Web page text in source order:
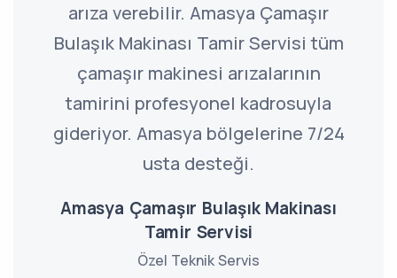
arıza verebilir. Amasya Çamaşır
Bulaşık Makinası Tamir Servisi tüm
çamaşır makinesi arızalarının
tamirini profesyonel kadrosuyla
gideriyor. Amasya bölgelerine 7/24
usta desteği.
Amasya Çamaşır Bulaşık Makinası
Tamir Servisi
Özel Teknik Servis